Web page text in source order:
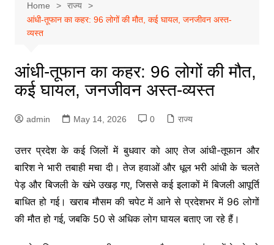
Home
राज्य
आंधी-तूफान का कहर: 96 लोगों की मौत, कई घायल, जनजीवन अस्त-
व्यस्त
आंधी-तूफान का कहर: 96 लोगों की मौत,
कई घायल, जनजीवन अस्त-व्यस्त
admin May 14, 2026 0 राज्य
उत्तर प्रदेशके कई जिलों में बुधवार को आए तेज आंधी-तूफान और
बारिश ने भारी तबाही मचा दी। तेज हवाओं और धूल भरी आंधी के चलते
पेड़ और बिजली के खंभे उखड़ गए, जिससे कई इलाकों में बिजली आपूर्ति
बाधित हो गई। खराब मौसम की चपेट में आने से प्रदेशभर में 96 लोगों
की मौत हो गई, जबकि 50 से अधिक लोग घायल बताए जा रहे हैं।